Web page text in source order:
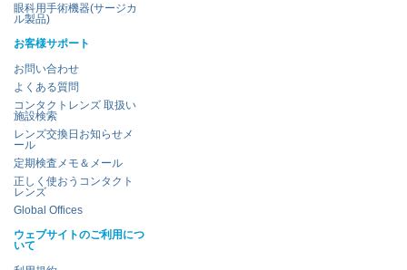
眼科用手術機器(サージカ
ル製品)
お客様サポート
お問い合わせ
よくある質問
コンタクトレンズ 取扱い
施設検索
レンズ交換日お知らせメ
ール
定期検査メモ＆メール
正しく使おうコンタクト
レンズ
Global Offices
ウェブサイトのご利用につ
いて